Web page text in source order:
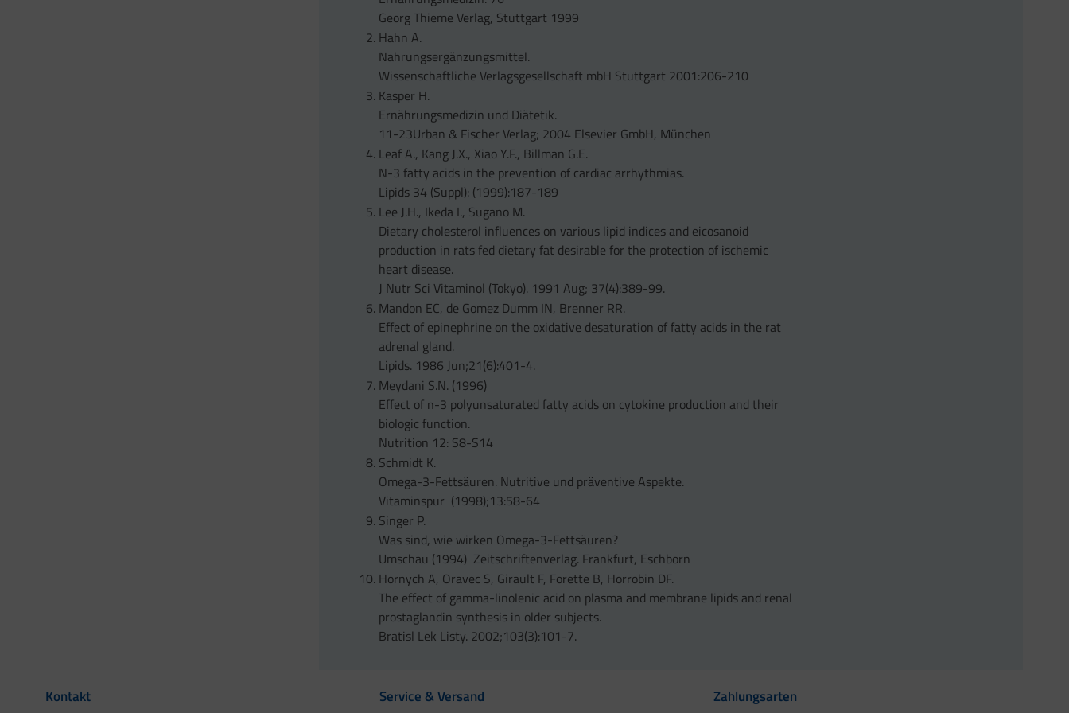
Georg Thieme Verlag, Stuttgart 1999
Hahn A.
Nahrungsergänzungsmittel.
Wissenschaftliche Verlagsgesellschaft mbH Stuttgart 2001:206-210
Kasper H.
Ernährungsmedizin und Diätetik.
11-23Urban & Fischer Verlag; 2004 Elsevier GmbH, München
Leaf A., Kang J.X., Xiao Y.F., Billman G.E.
N-3 fatty acids in the prevention of cardiac arrhythmias.
Lipids 34 (Suppl): (1999):187-189
Lee J.H., Ikeda I., Sugano M.
Dietary cholesterol influences on various lipid indices and eicosanoid
production in rats fed dietary fat desirable for the protection of ischemic
heart disease.
J Nutr Sci Vitaminol (Tokyo). 1991 Aug; 37(4):389-99.
Mandon EC, de Gomez Dumm IN, Brenner RR.
Effect of epinephrine on the oxidative desaturation of fatty acids in the rat
adrenal gland.
Lipids. 1986 Jun;21(6):401-4.
Meydani S.N. (1996)
Effect of n-3 polyunsaturated fatty acids on cytokine production and their
biologic function.
Nutrition 12: S8-S14
Schmidt K.
Omega-3-Fettsäuren. Nutritive und präventive Aspekte.
Vitaminspur (1998);13:58-64
Singer P.
Was sind, wie wirken Omega-3-Fettsäuren?
Umschau (1994) Zeitschriftenverlag. Frankfurt, Eschborn
Hornych A, Oravec S, Girault F, Forette B, Horrobin DF.
The effect of gamma-linolenic acid on plasma and membrane lipids and renal
prostaglandin synthesis in older subjects.
Bratisl Lek Listy. 2002;103(3):101-7.
Kontakt Service & Versand Zahlungsarten